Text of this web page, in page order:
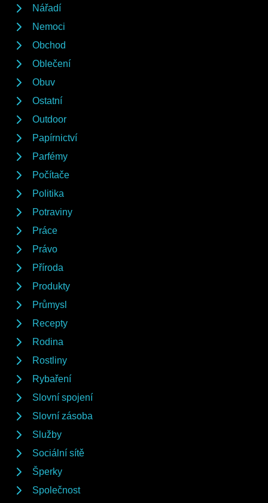
Nářadí
Nemoci
Obchod
Oblečení
Obuv
Ostatní
Outdoor
Papírnictví
Parfémy
Počítače
Politika
Potraviny
Práce
Právo
Příroda
Produkty
Průmysl
Recepty
Rodina
Rostliny
Rybaření
Slovní spojení
Slovní zásoba
Služby
Sociální sítě
Šperky
Společnost